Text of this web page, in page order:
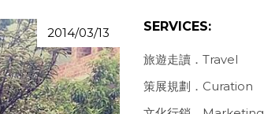
2014/03/13 SERVICES:
旅遊走讀．Travel
策展規劃．Curation